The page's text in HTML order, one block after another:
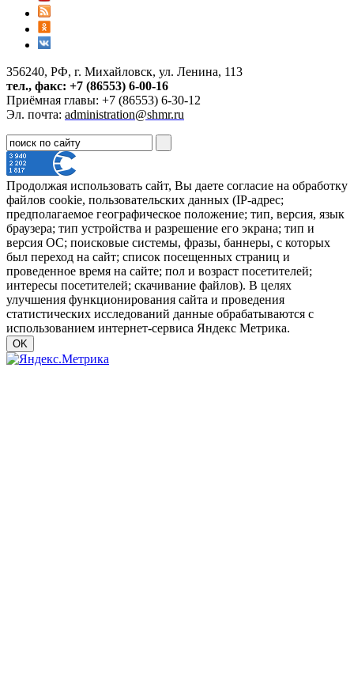
356240, РФ, г. Михайловск, ул. Ленина, 113
тел., факс: +7 (86553) 6-00-16
Приёмная главы: +7 (86553) 6-30-12
Эл. почта: administration@shmr.ru
Продолжая использовать сайт, Вы даете согласие на обработку
файлов cookie, пользовательских данных (IP-адрес;
предполагаемое географическое положение; тип, версия, язык
браузера; тип устройства и разрешение его экрана; тип и
версия ОС; поисковые системы, фразы, баннеры, с которых
был переход на сайт; список посещенных страниц и
проведенное время на сайте; пол и возраст посетителей;
интересы посетителей; скачивание файлов). В целях
улучшения функционирования сайта и проведения
статистических исследований данные обрабатываются с
использованием интернет-сервиса Яндекс Метрика.
OK